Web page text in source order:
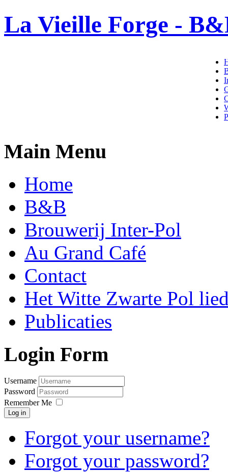
La Vieille Forge -
Main Menu
Home
B&B
Brouwerij Inter-Pol
Au Grand Café
Contact
Het Witte Zwarte Pol
Publicaties
Login Form
Username
Password
Remember Me
Log in
Forgot your username?
Forgot your password?